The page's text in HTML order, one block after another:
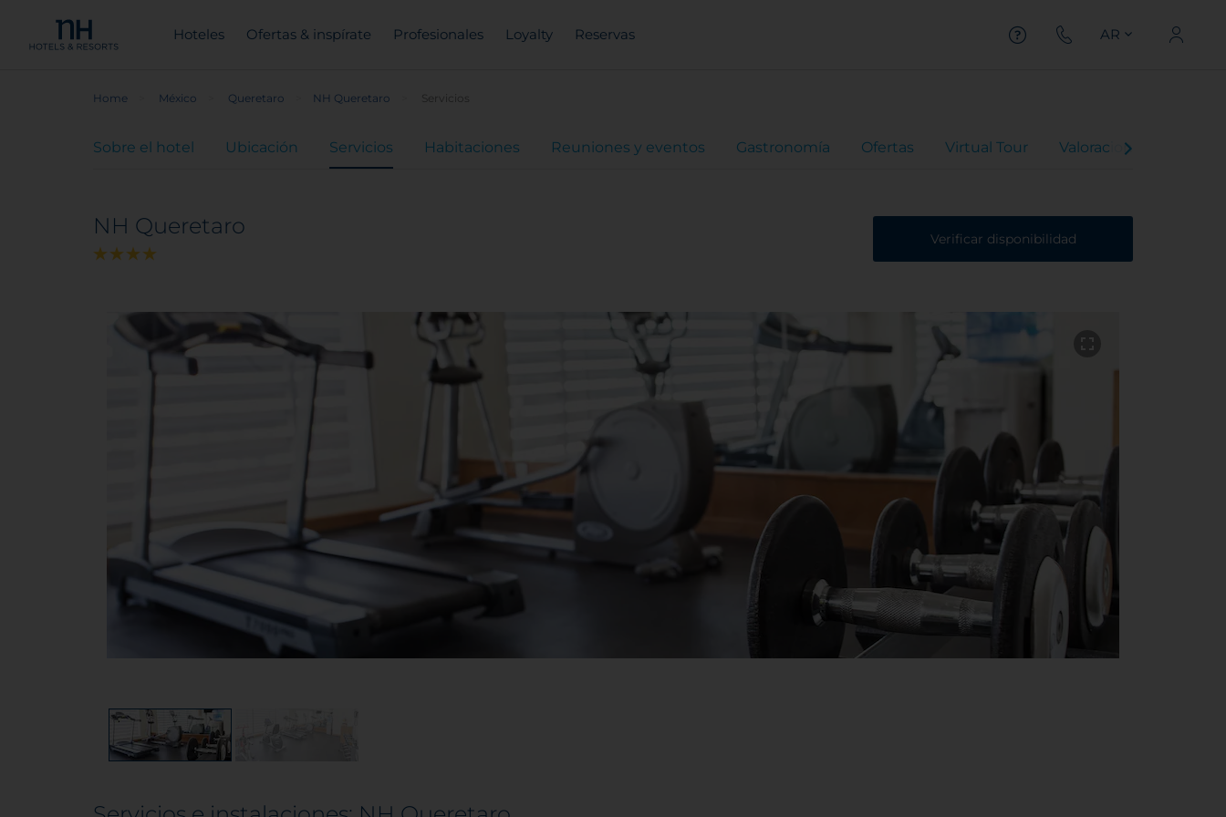
Hoteles Ofertas & inspírate Profesionales Loyalty Reservas AR
Home México Queretaro NH Queretaro Servicios
Sobre el hotel Ubicación Servicios Habitaciones Reuniones y eventos Gastronomía Ofertas Virtual Tour Valoraciones
NH Queretaro Verificar disponibilidad